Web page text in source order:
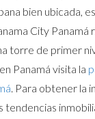
bien ubicada,
City
torre de primer
Panamá visita la
. Para obtener la